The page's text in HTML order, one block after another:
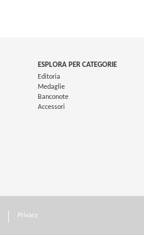
ESPLORA PER CATEGORIE
Editoria
Medaglie
Banconote
Accessori
Privacy